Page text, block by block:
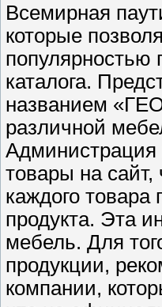
Всемирная
которые
популярностью
каталога.
названием
различной
Администрация
товары на
каждого товара
продукта. Эта
мебель. Для
продукции,
компании,